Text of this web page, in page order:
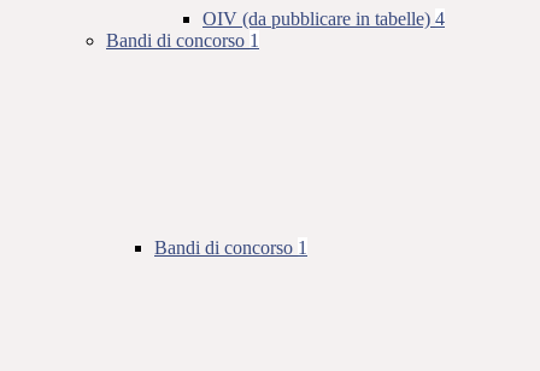
OIV (da pubblicare in tabelle) 4
Bandi di concorso 1
Bandi di concorso 1